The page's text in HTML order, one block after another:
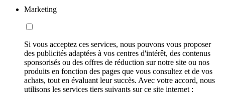
Marketing
Si vous acceptez ces services, nous pouvons vous proposer
des publicités adaptées à vos centres d'intérêt, des contenus
sponsorisés ou des offres de réduction sur notre site ou nos
produits en fonction des pages que vous consultez et de vos
achats, tout en évaluant leur succès. Avec votre accord, nous
utilisons les services tiers suivants sur ce site internet :